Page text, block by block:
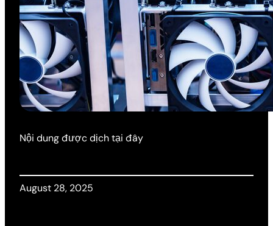
Nội dung được dịch tại đây
August 28, 2025